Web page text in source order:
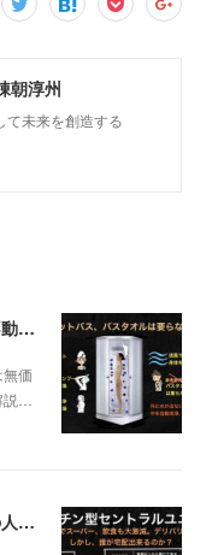
淳州
て未来を創造する
一昨日の解説で未曽有の人口減少で不動産は無価値、昨日はそうなった時の建造物について解説、今日からはその設備について解説をして行く。
価
…
日本の不動産を無価値にする未曽有の人口減少。ではこれからの建築物の構造はどうなるかは既に解説した。今はその内部の内容。その1